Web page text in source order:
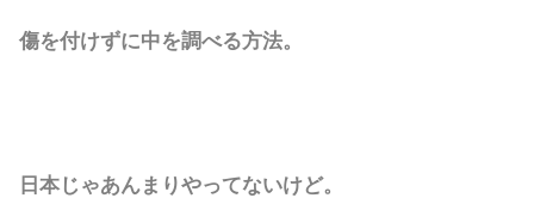
傷を付けずに中を調べる方法。
日本じゃあんまりやってないけど。